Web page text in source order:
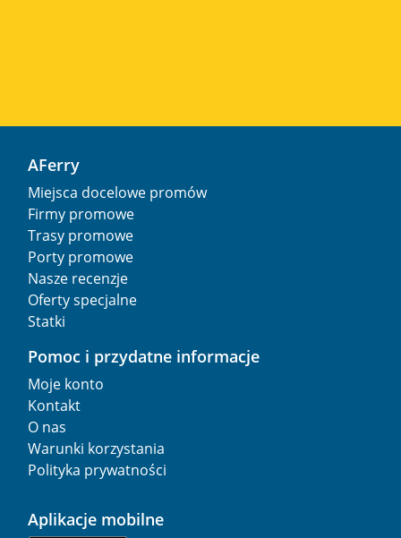
AFerry
Miejsca docelowe promów
Firmy promowe
Trasy promowe
Porty promowe
Nasze recenzje
Oferty specjalne
Statki
Pomoc i przydatne informacje
Moje konto
Kontakt
O nas
Warunki korzystania
Polityka prywatności
Aplikacje mobilne